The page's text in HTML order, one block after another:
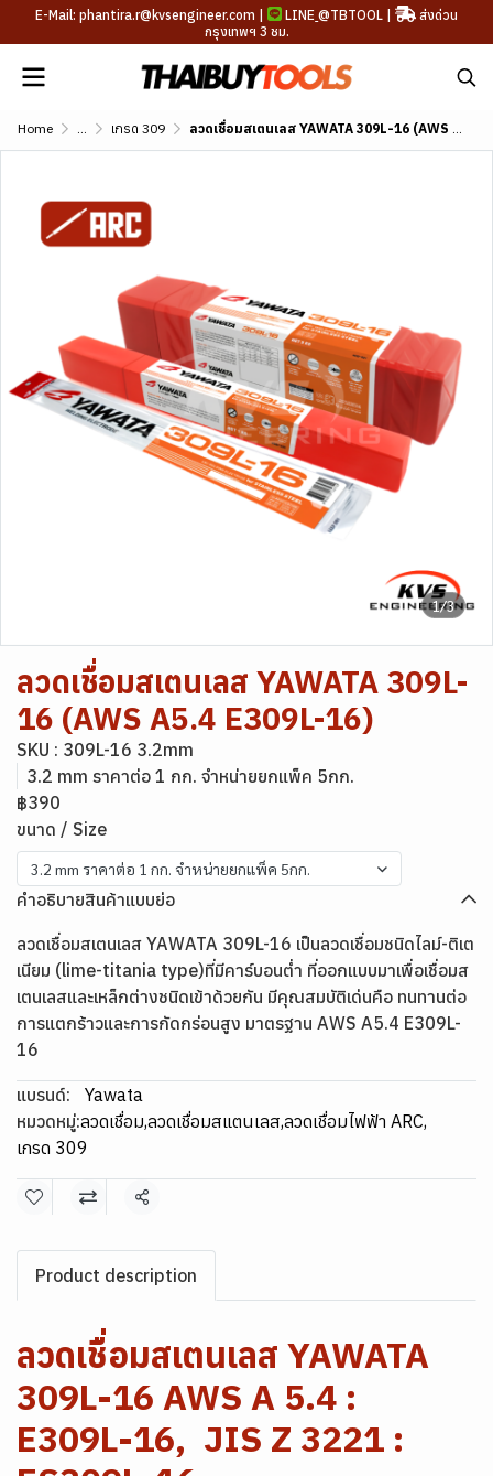
E-Mail: phantira.r@kvsengineer.com | LINE @TBTOOL |
ส่งด่วน
กรุงเทพฯ 3 ชม.
Home ... เกรด 309 ลวดเชื่อมสเตนเลส YAWATA 309L-16 (AWS A5.4 E309L-16)
1/3
ลวดเชื่อมสเตนเลส YAWATA 309L-
16 (AWS A5.4 E309L-16)
SKU : 309L-16 3.2mm
3.2 mm ราคาต่อ 1 กก. จำหน่ายยกแพ็ค 5กก.
฿390
ขนาด / Size
3.2 mm ราคาต่อ 1 กก. จำหน่ายยกแพ็ค 5กก.
คำอธิบายสินค้าแบบย่อ
ลวดเชื่อมสเตนเลส YAWATA 309L-16 เป็นลวดเชื่อมชนิดไลม์-ติเต
เนียม (lime-titania type)ที่มีคาร์บอนต่ำ ที่ออกแบบมาเพื่อเชื่อมส
เตนเลสและเหล็กต่างชนิดเข้าด้วยกัน มีคุณสมบัติเด่นคือ ทนทานต่อ
การแตกร้าวและการกัดกร่อนสูง มาตรฐาน AWS A5.4 E309L-
16
แบรนด์:
Yawata
หมวดหมู่:ลวดเชื่อม,ลวดเชื่อมสแตนเลส,ลวดเชื่อมไฟฟ้า ARC,
เกรด 309
แชร์
Product description
ลวดเชื่อมสเตนเลส YAWATA
309L-16 AWS A 5.4 :
E309L-16, JIS Z 3221 :